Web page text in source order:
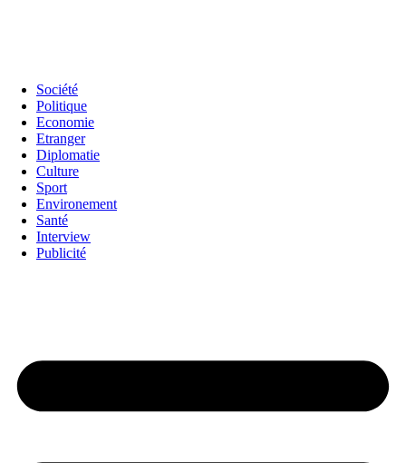
Société
Politique
Economie
Etranger
Diplomatie
Culture
Sport
Environement
Santé
Interview
Publicité